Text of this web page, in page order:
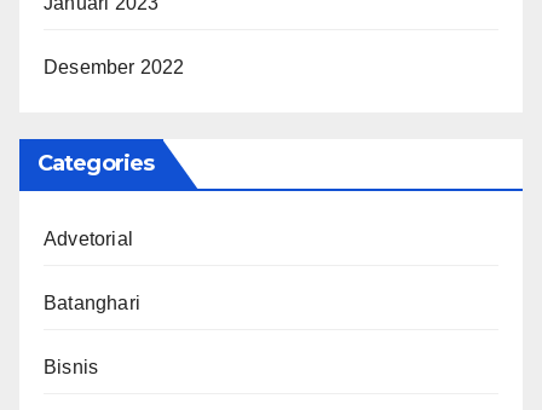
Desember 2022
Categories
Advetorial
Batanghari
Bisnis